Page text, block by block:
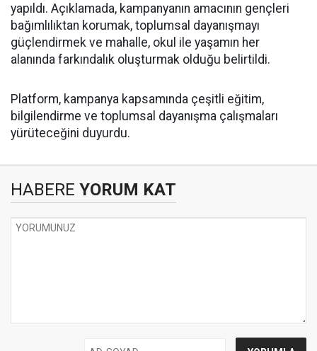
yapıldı. Açıklamada, kampanyanın amacının gençleri
bağımlılıktan korumak, toplumsal dayanışmayı
güçlendirmek ve mahalle, okul ile yaşamın her
alanında farkındalık oluşturmak olduğu belirtildi.
Platform, kampanya kapsamında çeşitli eğitim,
bilgilendirme ve toplumsal dayanışma çalışmaları
yürüteceğini duyurdu.
HABERE YORUM KAT